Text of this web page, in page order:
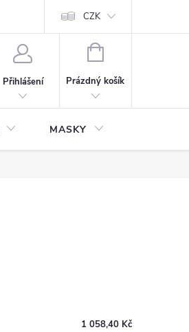
CZK
Přihlášení
NÁKUPNÍ
Prázdný košík
MASKY
1 058,40 Kč